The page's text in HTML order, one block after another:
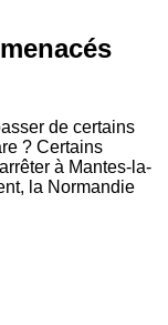
de certains
? Certains
à Mantes-la-
la Normandie